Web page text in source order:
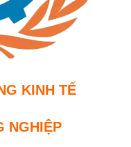
KINH TẾ
NGHIỆP